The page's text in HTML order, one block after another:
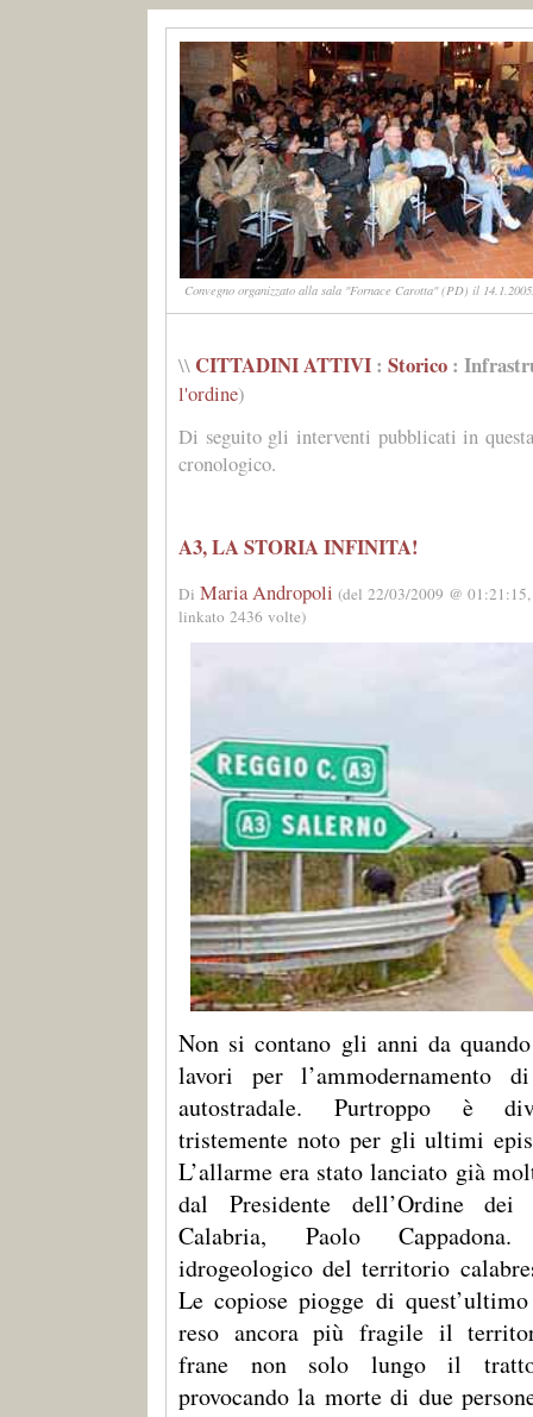
Convegno organizzato alla sala "Fornace Carotta" (PD) il
\\ CITTADINI ATTIVI : Storico :
l'ordine)
Di seguito gli interventi pubblicati in
cronologico.
A3, LA STORIA INFINITA!
Di Maria Andropoli (del 22/03/2009 @
linkato 2436 volte)
Non si contano gli anni da
lavori per l’ammodernamento
autostradale. Purtroppo è
tristemente noto per gli ultimi
L’allarme era stato lanciato già
dal Presidente dell’Ordine
Calabria, Paolo
idrogeologico del territorio
Le copiose piogge di
reso ancora più fragile il
frane non solo lungo il tratto
provocando la morte di due